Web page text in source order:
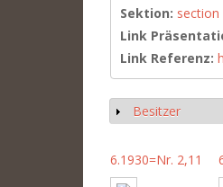
Sektion: section
Link
Link Referenz:
Show
Besitzer
6.1930=Nr. 2,11